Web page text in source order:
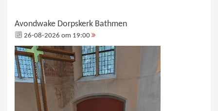
Avondwake Dorpskerk Bathmen
26-08-2026 om 19:00